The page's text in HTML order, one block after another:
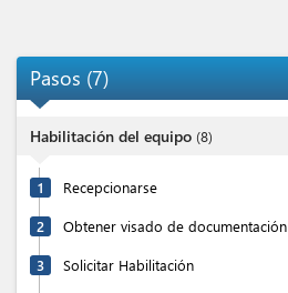
Pasos (7)
Habilitación del equipo (8)
1 Recepcionarse
2 Obtener visado de documentación
3 Solicitar Habilitación